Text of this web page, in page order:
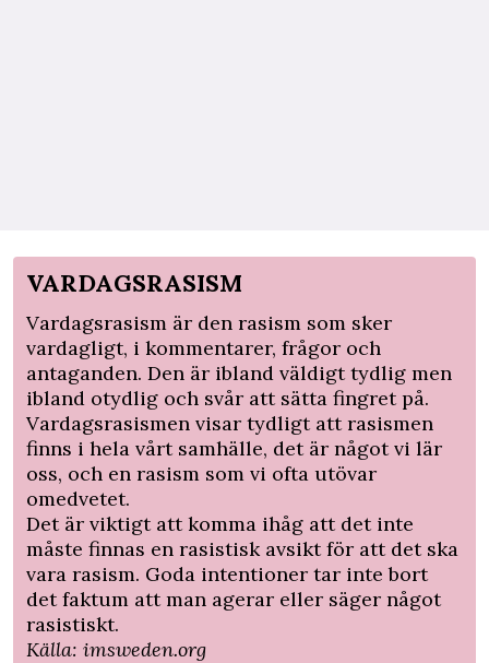
VARDAGSRASISM
Vardagsrasism är den rasism som sker
vardagligt, i kommentarer, frågor och
antaganden. Den är ibland väldigt tydlig men
ibland otydlig och svår att sätta fingret på.
Vardagsrasismen visar tydligt att rasismen
finns i hela vårt samhälle, det är något vi lär
oss, och en rasism som vi ofta utövar
omedvetet.
Det är viktigt att komma ihåg att det inte
måste finnas en rasistisk avsikt för att det ska
vara rasism. Goda intentioner tar inte bort
det faktum att man agerar eller säger något
rasistiskt.
Källa: imsweden.org